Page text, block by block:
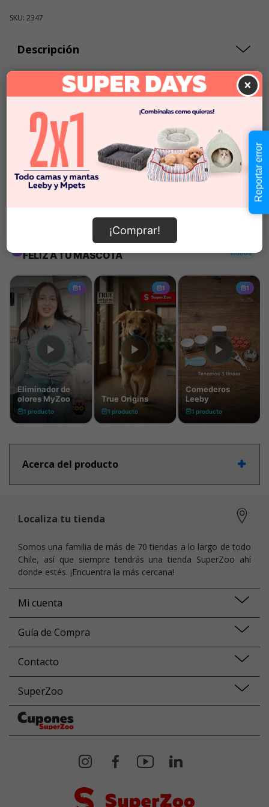
SKU: 2347
Descripción
Cantidad:
-
Añadir al carrito
Información de envío
Acerca del producto
×
¡Comprar!
Localiza tu tienda
Somos una familia de más de 70 tiendas a lo largo de todo
Chile, así que siempre tendrás una tienda SuperZoo ahí
donde estés. ¡Encuentra la más cercana!
Mi cuenta
Guía de Compra
Contacto
SuperZoo
Reportar error